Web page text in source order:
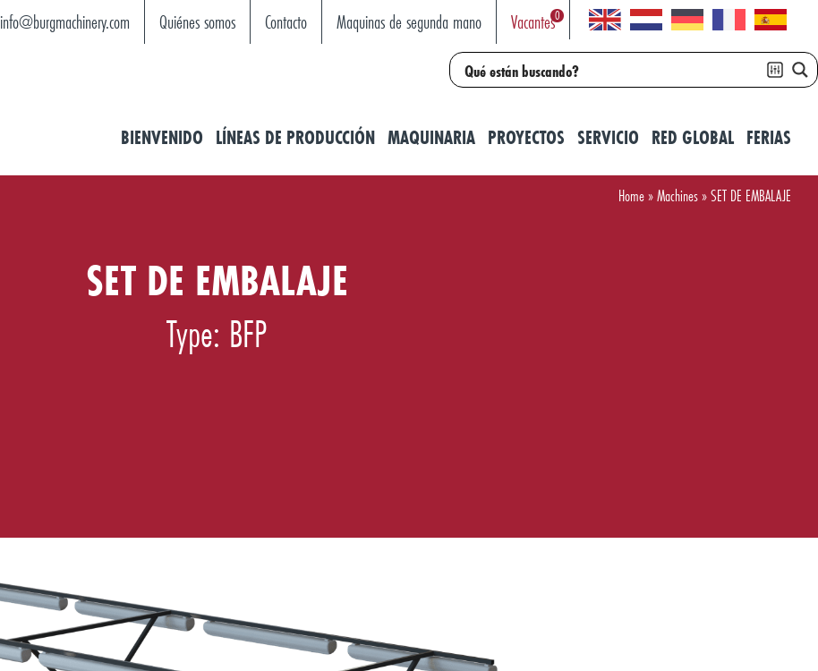
info@burgmachinery.com Quiénes somos Contacto Maquinas de segunda mano Vacantes0
BIENVENIDO LÍNEAS DE PRODUCCIÓN MAQUINARIA PROYECTOS SERVICIO RED GLOBAL FERIAS
Home»Machines»SET DE EMBALAJE
SET DE EMBALAJE
Type: BFP